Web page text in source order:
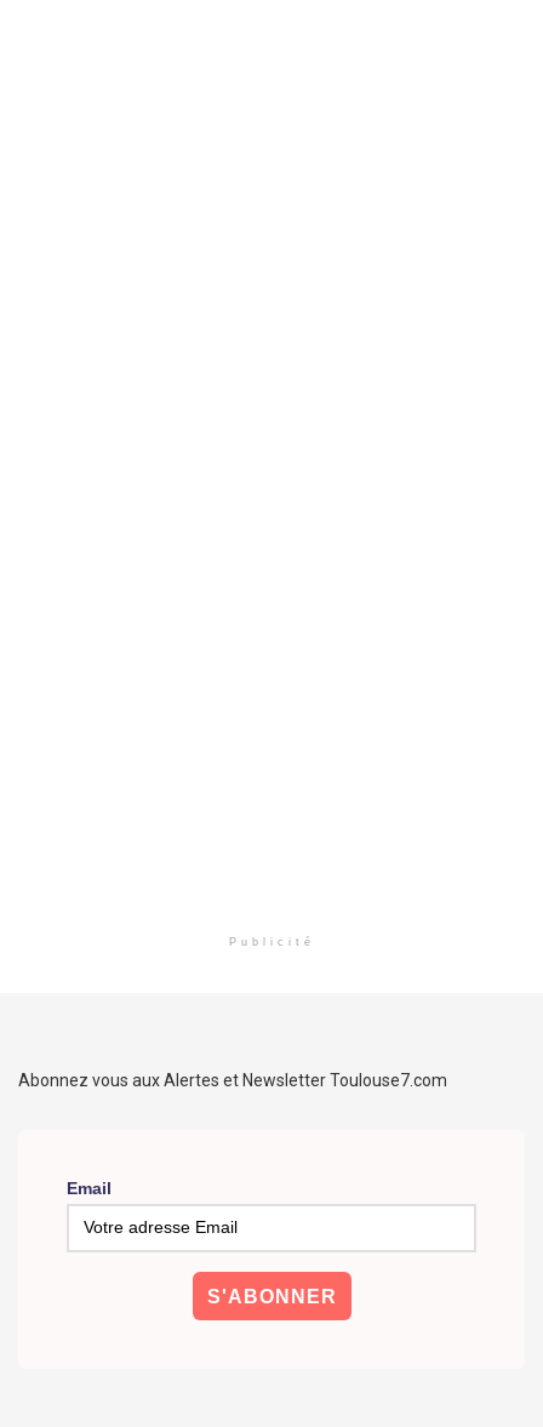
Publicité
Abonnez vous aux Alertes et Newsletter Toulouse7.com
Email